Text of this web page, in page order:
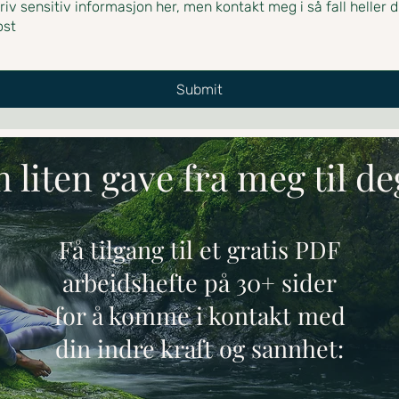
Submit
liten gave fra meg til
Få tilgang til et gratis PDF
arbeidshefte på 30+ sider
for å komme i kontakt med
din indre kraft og sannhet: